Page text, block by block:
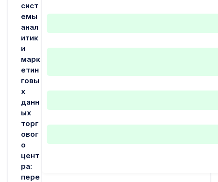
сист
емы
анал
итик
и
марк
етин
говы
х
данн
ых
торг
овог
о
цент
ра:
пере